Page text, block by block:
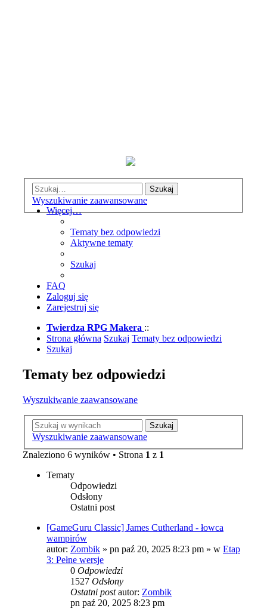
Szukaj
Wyszukiwanie zaawansowane
Więcej…
Tematy bez odpowiedzi
Aktywne tematy
Szukaj
FAQ
Zaloguj się
Zarejestruj się
Twierdza RPG Makera ::
Strona główna Szukaj Tematy bez odpowiedzi
Szukaj
Tematy bez odpowiedzi
Wyszukiwanie zaawansowane
Szukaj
Wyszukiwanie zaawansowane
Znaleziono 6 wyników • Strona 1 z 1
Tematy
Odpowiedzi
Odsłony
Ostatni post
[GameGuru Classic] James Cutherland - łowca
wampirów
autor: Zombik » pn paź 20, 2025 8:23 pm » w Etap
3: Pełne wersje
0 Odpowiedzi
1527 Odsłony
Ostatni postautor: Zombik
pn paź 20, 2025 8:23 pm